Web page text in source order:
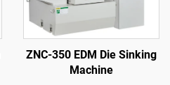
ZNC-350 EDM Die Sinking
Machine